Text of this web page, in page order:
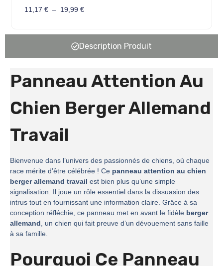
11,17 € – 19,99 €
Description Produit
Panneau Attention Au
Chien Berger Allemand
Travail
Bienvenue dans l’univers des passionnés de chiens, où chaque
race mérite d’être célébrée ! Ce panneau attention au chien
berger allemand travail est bien plus qu’une simple
signalisation. Il joue un rôle essentiel dans la dissuasion des
intrus tout en fournissant une information claire. Grâce à sa
conception réfléchie, ce panneau met en avant le fidèle berger
allemand, un chien qui fait preuve d’un dévouement sans faille
à sa famille.
Pourquoi Ce Panneau